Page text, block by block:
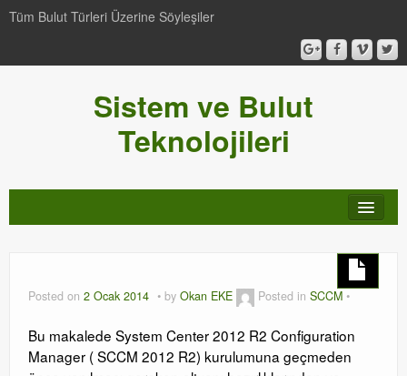
Tüm Bulut Türleri Üzerine Söyleşiler
Sistem ve Bulut
Teknolojileri
Windows Server Family
Posted on 2 Ocak 2014 by Okan EKE Posted in SCCM
Bu makalede System Center 2012 R2 Configuration
Manager ( SCCM 2012 R2) kurulumuna geçmeden